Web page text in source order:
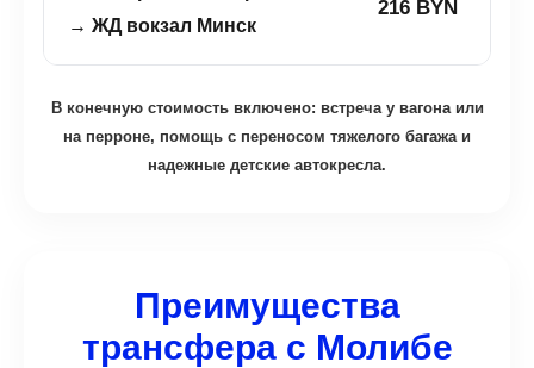
→ ЖД вокзал Минск
216 BYN
В конечную стоимость включено: встреча у вагона или
на перроне, помощь с переносом тяжелого багажа и
надежные детские автокресла.
Преимущества
трансфера с Молибе